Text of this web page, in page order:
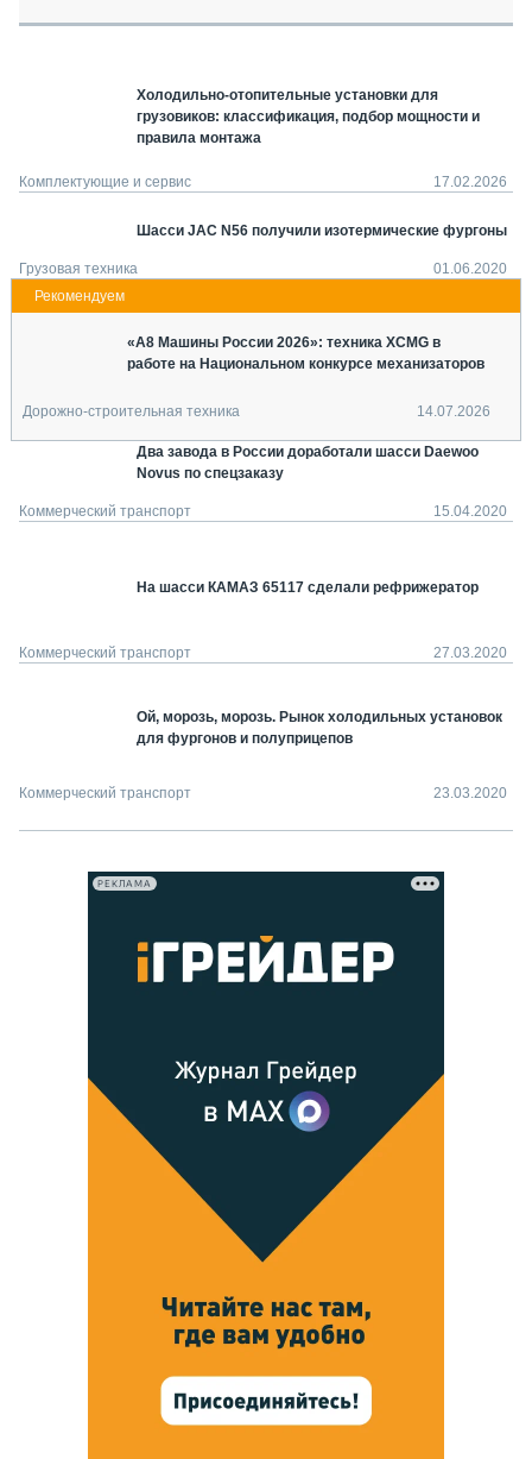
СТАТЬИ ПО КАТЕГОРИЯМ ТЕХНИКИ
О ПРОЕКТЕ
Холодильно-отопительные установки для
грузовиков: классификация, подбор мощности и
правила монтажа
Комплектующие и сервис 17.02.2026
Шасси JAC N56 получили изотермические фургоны
Грузовая техника 01.06.2020
«А8 Машины России 2026»: техника XCMG в
работе на Национальном конкурсе механизаторов
Дорожно-строительная техника 14.07.2026
Два завода в России доработали шасси Daewoo
Novus по спецзаказу
Коммерческий транспорт 15.04.2020
На шасси КАМАЗ 65117 сделали рефрижератор
Коммерческий транспорт 27.03.2020
Ой, морозь, морозь. Рынок холодильных установок
для фургонов и полуприцепов
Коммерческий транспорт 23.03.2020
РЕКЛАМА